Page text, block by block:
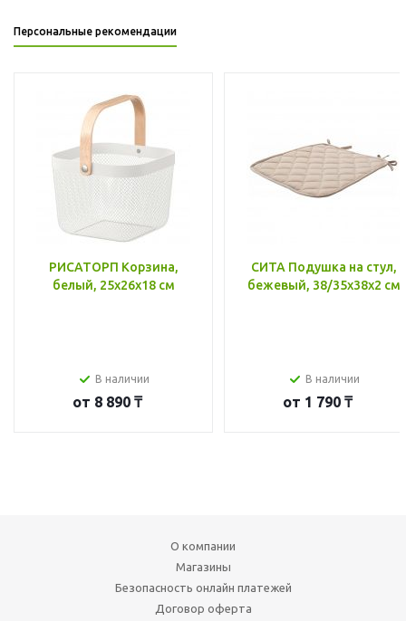
Персональные рекомендации
РИСАТОРП Корзина,
белый, 25x26x18 см
В наличии
от 8 890 ₸
СИТА Подушка на стул,
бежевый, 38/35x38x2 см
В наличии
от 1 790 ₸
О компании
Магазины
Безопасность онлайн платежей
Договор оферта